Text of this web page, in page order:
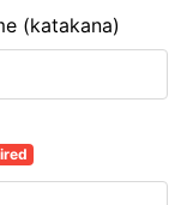
(katakana)